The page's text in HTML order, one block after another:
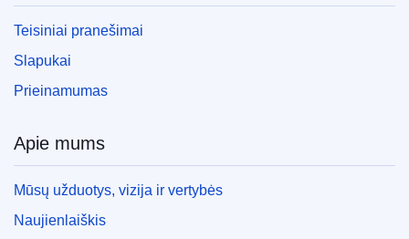
Teisiniai pranešimai
Slapukai
Prieinamumas
Apie mums
Mūsų užduotys, vizija ir vertybės
Naujienlaiškis